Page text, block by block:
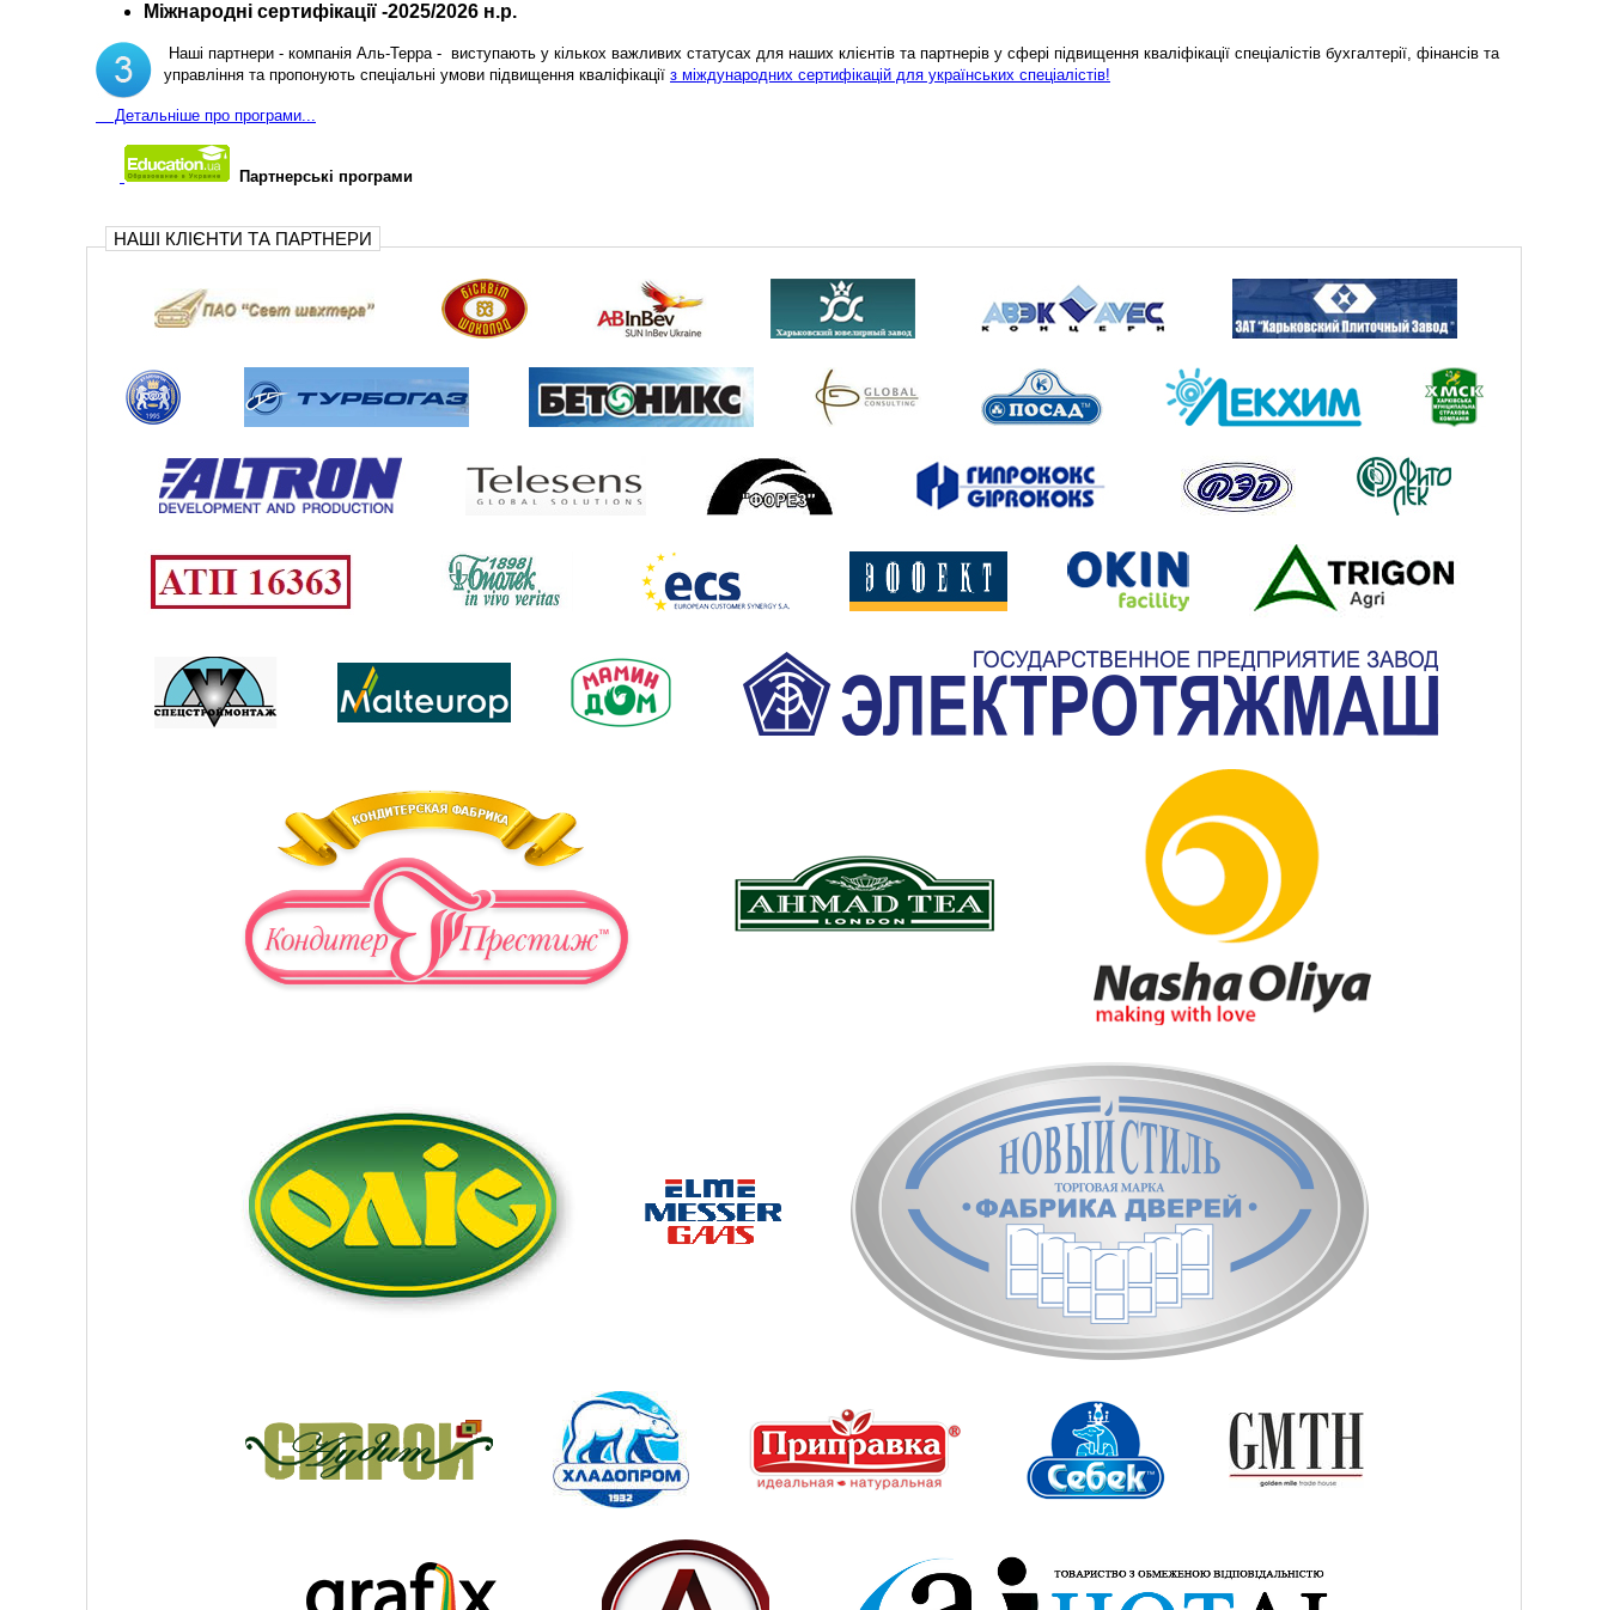
Міжнародні сертифікації -2025/2026 н.р.
Наші партнери - компанія Аль-Терра - виступають у кількох важливих статусах для наших клієнтів та партнерів у сфері підвищення кваліфікації спеціалістів бухгалтерії, фінансів та
управління та пропонують спеціальні умови підвищення кваліфікації з міждународних сертифікацій для українських спеціалістів!
Детальніше про програми...
Партнерські програми
НАШІ КЛІЄНТИ ТА ПАРТНЕРИ